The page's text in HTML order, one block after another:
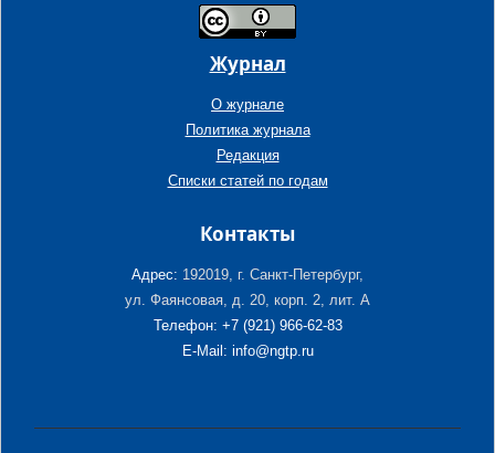
Журнал
О журнале
Политика журнала
Редакция
Списки статей по годам
Контакты
Адрес: 192019, г. Санкт-Петербург,
ул. Фаянсовая, д. 20, корп. 2, лит. А
Телефон: +7 (921) 966-62-83
E-Mail: info@ngtp.ru